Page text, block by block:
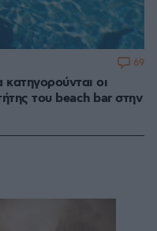
οι
του beach bar στην
69